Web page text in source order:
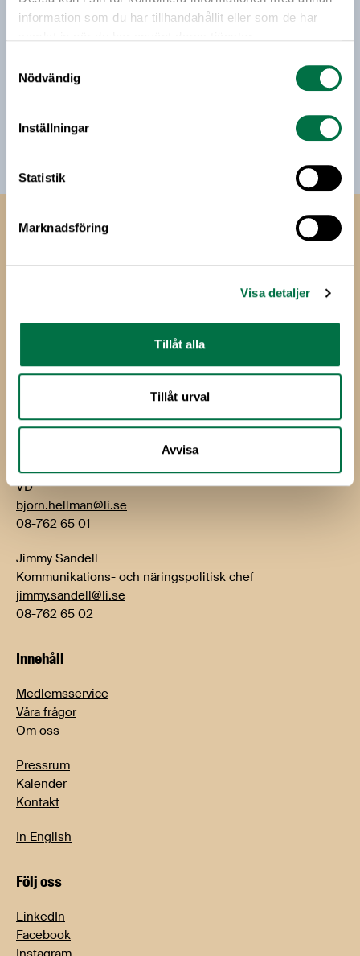
information som du har tillhandahållit eller som de har
Nödvändig
Inställningar
Statistik
Marknadsföring
Visa detaljer
Tillåt alla
Tillåt urval
Avvisa
Jag vill få relevant information från Livsmedelsföretagen
sälja min personliga information. Jag kan när som helst
avsluta prenumerationen.
Livsmedels­företagen
Livsmedelsföretagen
E-post:info@li.se
Kontakt
Björn Hellman
VD
bjorn.hellman@li.se
08-762 65 01
Jimmy Sandell
Kommunikations- och näringspolitisk chef
jimmy.sandell@li.se
08-762 65 02
Innehåll
Medlemsservice
Våra frågor
Om oss
Pressrum
Kalender
Kontakt
In English
Följ oss
LinkedIn
Facebook